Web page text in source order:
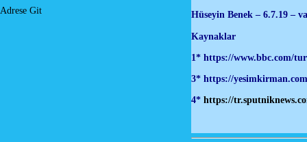
Adrese Git
Hüseyin Benek – 6.7.19 –
Kaynaklar
1* https://www.bbc.com/
3* https://
4* https://